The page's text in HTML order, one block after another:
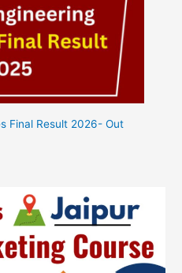
Final Result 2026- Out